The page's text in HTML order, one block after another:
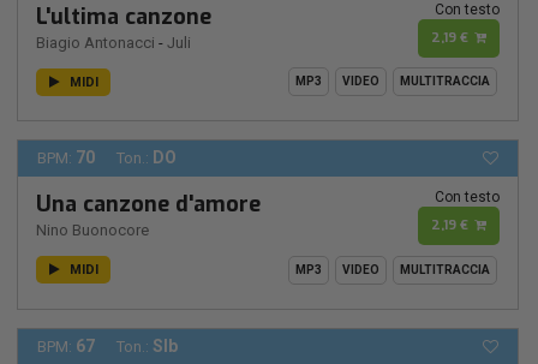
L'ultima canzone
Biagio Antonacci - Juli
Con testo
2,19 €
MIDI MP3 VIDEO MULTITRACCIA
BPM: 70 Ton.: DO
Una canzone d'amore
Nino Buonocore
Con testo
2,19 €
MIDI MP3 VIDEO MULTITRACCIA
BPM: 67 Ton.: SIb